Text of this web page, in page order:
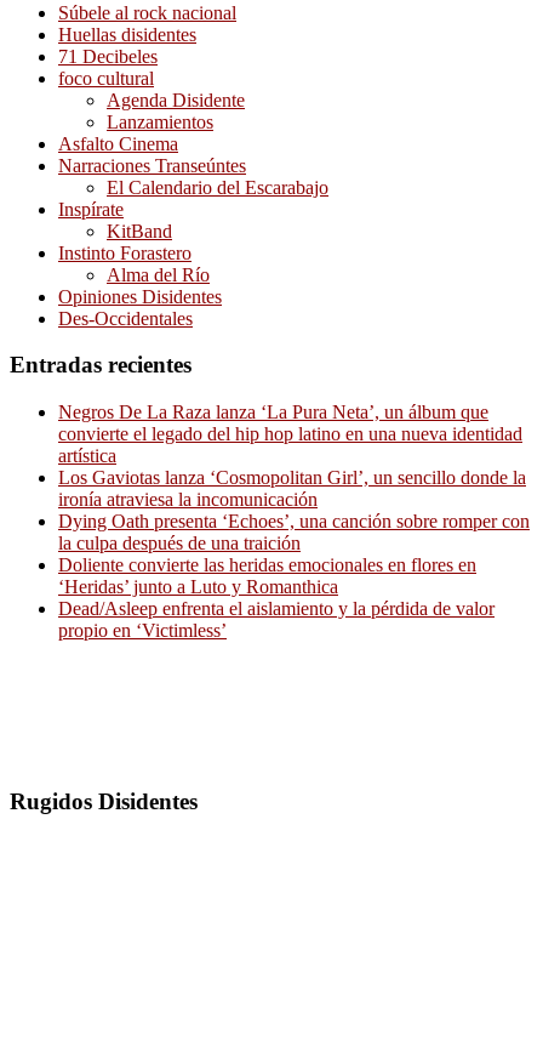
Súbele al rock nacional
Huellas disidentes
71 Decibeles
foco cultural
Agenda Disidente
Lanzamientos
Asfalto Cinema
Narraciones Transeúntes
El Calendario del Escarabajo
Inspírate
KitBand
Instinto Forastero
Alma del Río
Opiniones Disidentes
Des-Occidentales
Entradas recientes
Negros De La Raza lanza ‘La Pura Neta’, un álbum que
convierte el legado del hip hop latino en una nueva identidad
artística
Los Gaviotas lanza ‘Cosmopolitan Girl’, un sencillo donde la
ironía atraviesa la incomunicación
Dying Oath presenta ‘Echoes’, una canción sobre romper con
la culpa después de una traición
Doliente convierte las heridas emocionales en flores en
‘Heridas’ junto a Luto y Romanthica
Dead/Asleep enfrenta el aislamiento y la pérdida de valor
propio en ‘Victimless’
Rugidos Disidentes